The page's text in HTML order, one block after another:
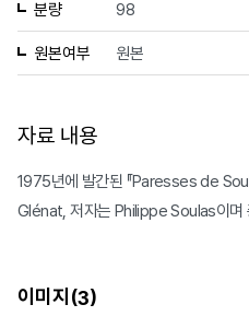
분량 98
원본여부 원본
자료 내용
1975년에 발간된 『Paresses de
Glénat, 저자는 Philippe Soulas이며
이미지(3)